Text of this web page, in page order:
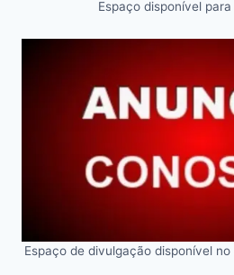
Espaço disponível
Espaço de divulgação disponível